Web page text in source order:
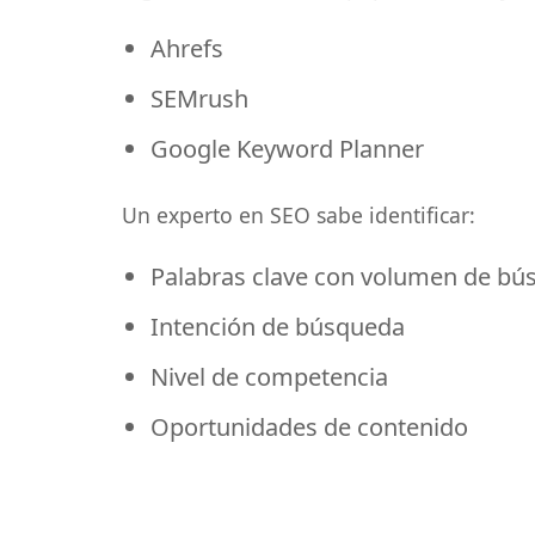
Ahrefs
SEMrush
Google Keyword Planner
Un experto en SEO sabe identificar:
Palabras clave con volumen de
Intención de búsqueda
Nivel de competencia
Oportunidades de contenido